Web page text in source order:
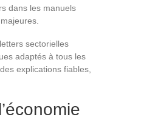
dans les manuels
sectorielles
adaptés à tous les
explications fiables,